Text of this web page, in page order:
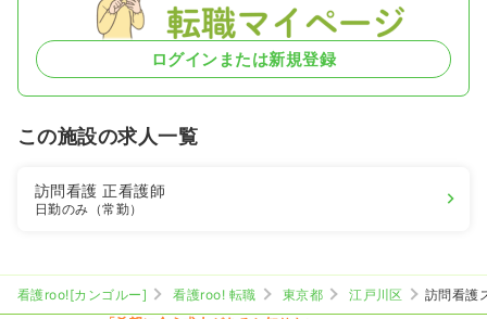
ログインまたは新規登録
この施設の求人一覧
訪問看護正看護師
日勤のみ（常勤）
看護roo![カンゴルー] 看護roo! 転職 東京都 江戸川区
訪問看護